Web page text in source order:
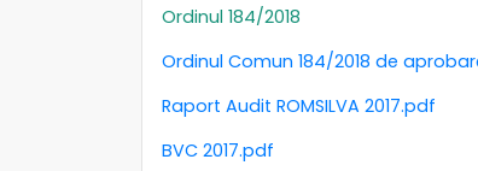
Ordinul 184/2018
Ordinul Comun 184/2018 de
Raport Audit ROMSILVA 2017.pdf
BVC 2017.pdf